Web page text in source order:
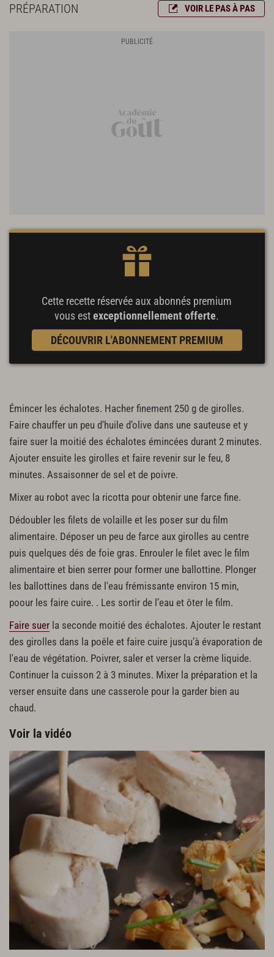
PRÉPARATION VOIR LE PAS À PAS
Cette recette réservée aux abonnés premium
vous estexceptionnellement offerte.
DÉCOUVRIR L'ABONNEMENT PREMIUM
Émincer les échalotes. Hacher finement 250 g de girolles.
Faire chauffer un peu d’huile d’olive dans une sauteuse et y
faire suer la moitié des échalotes émincées durant 2 minutes.
Ajouter ensuite les girolles et faire revenir sur le feu, 8
minutes. Assaisonner de sel et de poivre.
Mixer au robot avec la ricotta pour obtenir une farce fine.
Dédoubler les filets de volaille et les poser sur du film
alimentaire. Déposer un peu de farce aux girolles au centre
puis quelques dés de foie gras. Enrouler le filet avec le film
alimentaire et bien serrer pour former une ballottine. Plonger
les ballottines dans de l'eau frémissante environ 15 min,
poour les faire cuire. . Les sortir de l’eau et ôter le film.
Faire suer la seconde moitié des échalotes. Ajouter le restant
des girolles dans la poêle et faire cuire jusqu’à évaporation de
l'eau de végétation. Poivrer, saler et verser la crème liquide.
Continuer la cuisson 2 à 3 minutes. Mixer la préparation et la
verser ensuite dans une casserole pour la garder bien au
chaud.
Voir la vidéo